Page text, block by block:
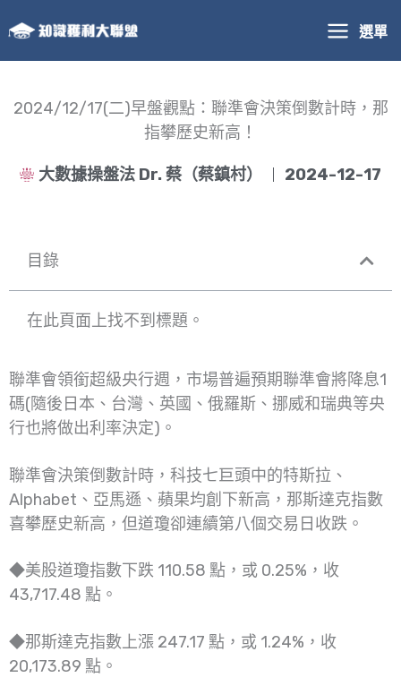
至
主
內
選單
2024/12/17(二)早盤觀點：聯準會決策倒數計時，那
指攀歷史新高！
大數據操盤法 Dr. 蔡（蔡鎮村） 2024-12-17
目錄
在此頁面上找不到標題。
聯準會領銜超級央行週，市場普遍預期聯準會將降息1
碼(隨後日本、台灣、英國、俄羅斯、挪威和瑞典等央
行也將做出利率決定)。
聯準會決策倒數計時，科技七巨頭中的特斯拉、
Alphabet、亞馬遜、蘋果均創下新高，那斯達克指數
喜攀歷史新高，但道瓊卻連續第八個交易日收跌。
◆美股道瓊指數下跌 110.58 點，或 0.25%，收
43,717.48 點。
◆那斯達克指數上漲 247.17 點，或 1.24%，收
20,173.89 點。